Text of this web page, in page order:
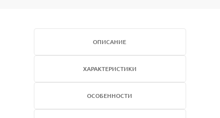
ОПИСАНИЕ
ХАРАКТЕРИСТИКИ
ОСОБЕННОСТИ